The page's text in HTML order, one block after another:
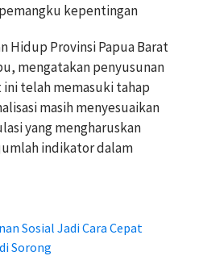
kepentingan
Hidup Provinsi Papua Barat
mengatakan penyusunan
telah memasuki tahap
masih menyesuaikan
yang mengharuskan
indikator dalam
Sosial Jadi Cara Cepat
Sorong